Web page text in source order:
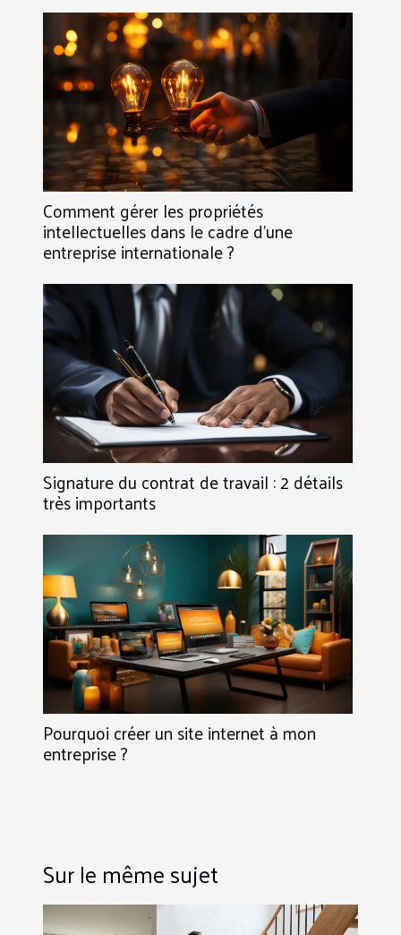
Comment gérer les propriétés
intellectuelles dans le cadre d’une
entreprise internationale ?
Signature du contrat de travail : 2 détails
très importants
Pourquoi créer un site internet à mon
entreprise ?
Sur le même sujet